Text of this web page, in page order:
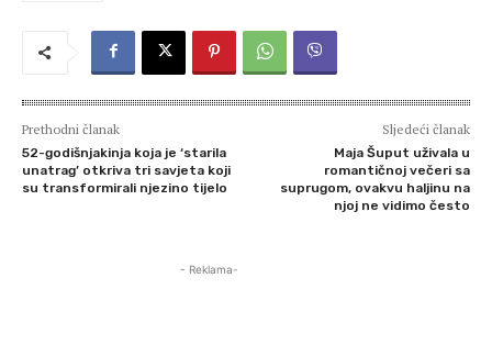
Prethodni članak
52-godišnjakinja koja je ‘starila
unatrag’ otkriva tri savjeta koji
su transformirali njezino tijelo
Sljedeći članak
Maja Šuput uživala u
romantičnoj večeri sa
suprugom, ovakvu haljinu na
njoj ne vidimo često
- Reklama-